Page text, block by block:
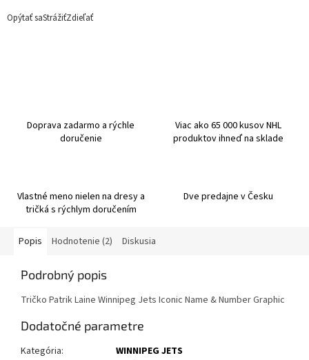
Opýtať saStrážiťZdieľať
Doprava zadarmo a rýchle
doručenie
Viac ako 65 000 kusov NHL
produktov ihneď na sklade
Vlastné meno nielen na dresy a
tričká s rýchlym doručením
Dve predajne v Česku
Popis Hodnotenie (2) Diskusia
Podrobný popis
Tričko Patrik Laine Winnipeg Jets Iconic Name & Number Graphic
Dodatočné parametre
Kategória:
WINNIPEG JETS